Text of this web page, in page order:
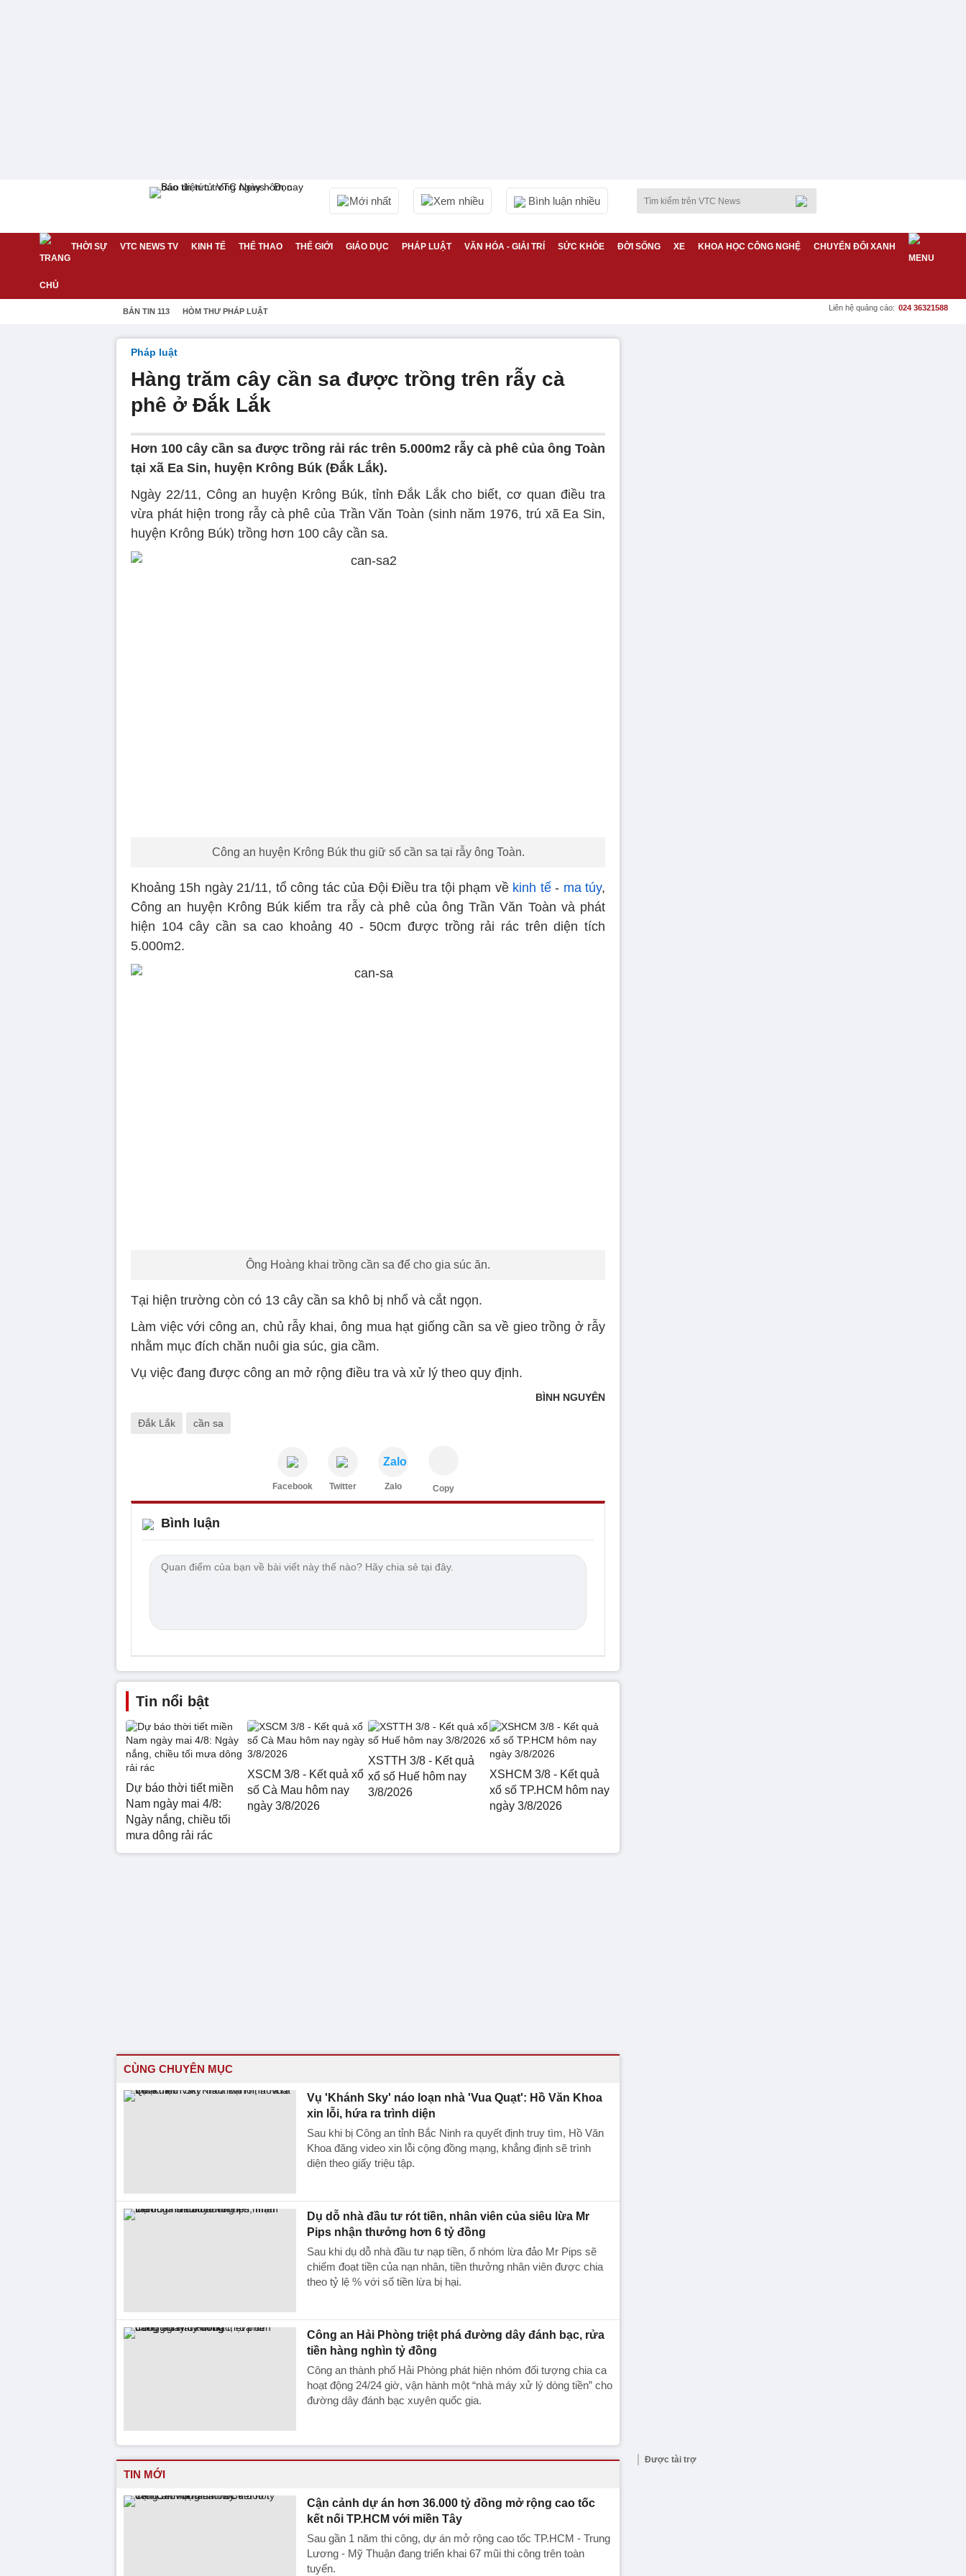
Mới nhất Xem nhiều Bình luận nhiều
THỜI SỰ VTC NEWS TV KINH TẾ THỂ THAO THẾ GIỚI GIÁO DỤC PHÁP LUẬT VĂN HÓA - GIẢI TRÍ SỨC KHỎE ĐỜI SỐNG XE KHOA HỌC CÔNG NGHỆ CHUYỂN ĐỔI XANH
BẢN TIN 113 HÒM THƯ PHÁP LUẬT Liên hệ quảng cáo: 024 36321588
Pháp luật
Hàng trăm cây cần sa được trồng trên rẫy cà
phê ở Đắk Lắk
Hơn 100 cây cần sa được trồng rải rác trên 5.000m2 rẫy cà phê của ông Toàn
tại xã Ea Sin, huyện Krông Búk (Đắk Lắk).
Ngày 22/11, Công an huyện Krông Búk, tỉnh Đắk Lắk cho biết, cơ quan điều tra
vừa phát hiện trong rẫy cà phê của Trần Văn Toàn (sinh năm 1976, trú xã Ea Sin,
huyện Krông Búk) trồng hơn 100 cây cần sa.
Công an huyện Krông Búk thu giữ số cần sa tại rẫy ông Toàn.
Khoảng 15h ngày 21/11, tổ công tác của Đội Điều tra tội phạm về kinh tế- ma túy,
Công an huyện Krông Búk kiểm tra rẫy cà phê của ông Trần Văn Toàn và phát
hiện 104 cây cần sa cao khoảng 40 - 50cm được trồng rải rác trên diện tích
5.000m2.
Ông Hoàng khai trồng cần sa để cho gia súc ăn.
Tại hiện trường còn có 13 cây cần sa khô bị nhổ và cắt ngọn.
Làm việc với công an, chủ rẫy khai, ông mua hạt giống cần sa về gieo trồng ở rẫy
nhằm mục đích chăn nuôi gia súc, gia cầm.
Vụ việc đang được công an mở rộng điều tra và xử lý theo quy định.
BÌNH NGUYÊN
Đắk Lắk cần sa
Facebook Twitter
Zalo
Zalo Copy
Bình luận
Tin nổi bật
Dự báo thời tiết miền
Nam ngày mai 4/8:
Ngày nắng, chiều tối
mưa dông rải rác
XSCM 3/8 - Kết quả xổ
số Cà Mau hôm nay
ngày 3/8/2026
XSTTH 3/8 - Kết quả
xổ số Huế hôm nay
3/8/2026
XSHCM 3/8 - Kết quả
xổ số TP.HCM hôm nay
ngày 3/8/2026
CÙNG CHUYÊN MỤC
Vụ 'Khánh Sky' náo loạn nhà 'Vua Quạt': Hồ Văn Khoa
xin lỗi, hứa ra trình diện
Sau khi bị Công an tỉnh Bắc Ninh ra quyết định truy tìm, Hồ Văn
Khoa đăng video xin lỗi cộng đồng mạng, khẳng định sẽ trình
diện theo giấy triệu tập.
Dụ dỗ nhà đầu tư rót tiền, nhân viên của siêu lừa Mr
Pips nhận thưởng hơn 6 tỷ đồng
Sau khi dụ dỗ nhà đầu tư nạp tiền, ổ nhóm lừa đảo Mr Pips sẽ
chiếm đoạt tiền của nạn nhân, tiền thưởng nhân viên được chia
theo tỷ lệ % với số tiền lừa bị hại.
Công an Hải Phòng triệt phá đường dây đánh bạc, rửa
tiền hàng nghìn tỷ đồng
Công an thành phố Hải Phòng phát hiện nhóm đối tượng chia ca
hoạt động 24/24 giờ, vận hành một “nhà máy xử lý dòng tiền” cho
đường dây đánh bạc xuyên quốc gia.
TIN MỚI
Cận cảnh dự án hơn 36.000 tỷ đồng mở rộng cao tốc
kết nối TP.HCM với miền Tây
Sau gần 1 năm thi công, dự án mở rộng cao tốc TP.HCM - Trung
Lương - Mỹ Thuận đang triển khai 67 mũi thi công trên toàn
tuyến.
Được tài trợ